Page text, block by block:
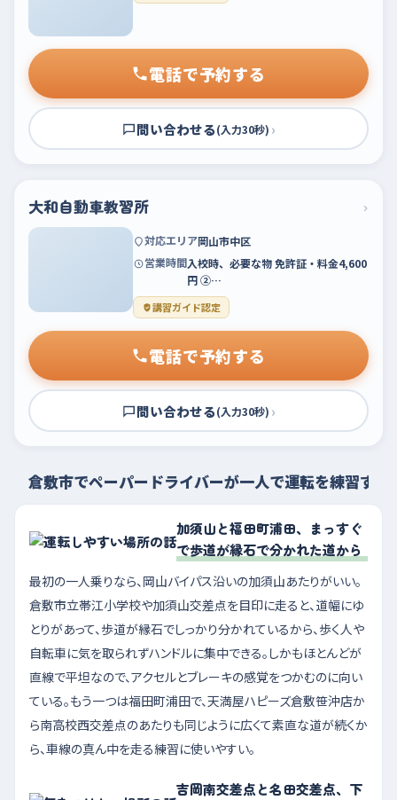
電話で予約する
問い合わせる(入力30秒) ›
大和自動車教習所 ›
対応エリア岡山市中区
営業時間入校時、必要な物 免許証・料金4,600
円 ②…
講習ガイド認定
電話で予約する
問い合わせる(入力30秒) ›
倉敷市でペーパードライバーが一人で運転を練習する
加須山と福田町浦田、まっすぐ
で歩道が縁石で分かれた道から
最初の一人乗りなら、岡山バイパス沿いの加須山あたりがいい。
倉敷市立帯江小学校や加須山交差点を目印に走ると、道幅にゆ
とりがあって、歩道が縁石でしっかり分かれているから、歩く人や
自転車に気を取られずハンドルに集中できる。しかもほとんどが
直線で平坦なので、アクセルとブレーキの感覚をつかむのに向い
ている。もう一つは福田町浦田で、天満屋ハピーズ倉敷笹沖店か
ら南高校西交差点のあたりも同じように広くて素直な道が続くか
ら、車線の真ん中を走る練習に使いやすい。
吉岡南交差点と名田交差点、下